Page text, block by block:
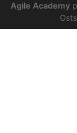
Agile Academy